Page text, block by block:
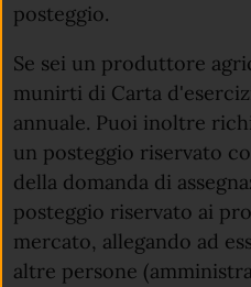
posteggio.
Se sei un produttore
munirti di Carta
annuale. Puoi inoltre
un posteggio riservato
della domanda di
posteggio riservato ai
mercato, allegando ad
altre persone